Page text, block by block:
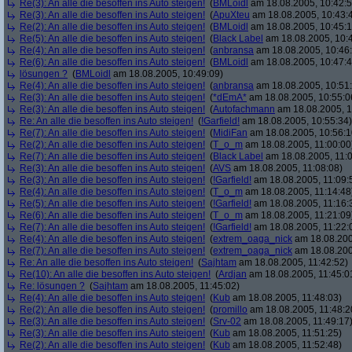
Re(3): An alle die besoffen ins Auto steigen! (BMLoidl am 18.08.2005,
Re(3): An alle die besoffen ins Auto steigen! (ApuXteu am 18.08.2005,
Re(2): An alle die besoffen ins Auto steigen! (BMLoidl am 18.08.2005,
Re(5): An alle die besoffen ins Auto steigen! (Black Label am 18.08.2005,
Re(4): An alle die besoffen ins Auto steigen! (anbransa am 18.08.2005,
Re(6): An alle die besoffen ins Auto steigen! (BMLoidl am 18.08.2005,
lösungen ? (BMLoidl am 18.08.2005, 10:49:09)
Re(4): An alle die besoffen ins Auto steigen! (anbransa am 18.08.2005,
Re(3): An alle die besoffen ins Auto steigen! (*dEmA* am 18.08.2005,
Re(3): An alle die besoffen ins Auto steigen! (Autofachmann am 18.08.2005,
Re: An alle die besoffen ins Auto steigen! (!Garfield! am 18.08.2005, 10:55:34)
Re(7): An alle die besoffen ins Auto steigen! (MidiFan am 18.08.2005,
Re(2): An alle die besoffen ins Auto steigen! (T_o_m am 18.08.2005,
Re(7): An alle die besoffen ins Auto steigen! (Black Label am 18.08.2005,
Re(3): An alle die besoffen ins Auto steigen! (AVS am 18.08.2005, 11:08:08)
Re(3): An alle die besoffen ins Auto steigen! (!Garfield! am 18.08.2005,
Re(4): An alle die besoffen ins Auto steigen! (T_o_m am 18.08.2005,
Re(5): An alle die besoffen ins Auto steigen! (!Garfield! am 18.08.2005,
Re(6): An alle die besoffen ins Auto steigen! (T_o_m am 18.08.2005,
Re(7): An alle die besoffen ins Auto steigen! (!Garfield! am 18.08.2005,
Re(4): An alle die besoffen ins Auto steigen! (extrem_oaga_nick am
Re(7): An alle die besoffen ins Auto steigen! (extrem_oaga_nick am
Re: An alle die besoffen ins Auto steigen! (Sajhtam am 18.08.2005, 11:42:52)
Re(10): An alle die besoffen ins Auto steigen! (Ardjan am 18.08.2005,
Re: lösungen ? (Sajhtam am 18.08.2005, 11:45:02)
Re(4): An alle die besoffen ins Auto steigen! (Kub am 18.08.2005, 11:48:03)
Re(2): An alle die besoffen ins Auto steigen! (promillo am 18.08.2005,
Re(3): An alle die besoffen ins Auto steigen! (Srv-02 am 18.08.2005, 11:49:17)
Re(3): An alle die besoffen ins Auto steigen! (Kub am 18.08.2005, 11:51:25)
Re(2): An alle die besoffen ins Auto steigen! (Kub am 18.08.2005, 11:52:48)